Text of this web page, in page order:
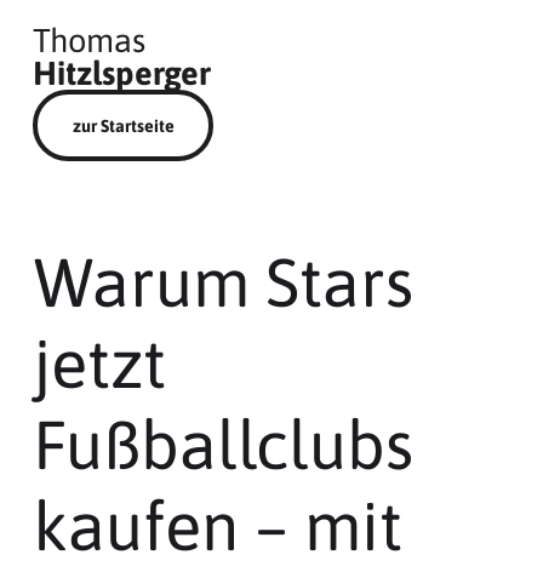
Thomas
Hitzlsperger
zur Startseite
Warum Stars
jetzt
Fußballclubs
kaufen – mit